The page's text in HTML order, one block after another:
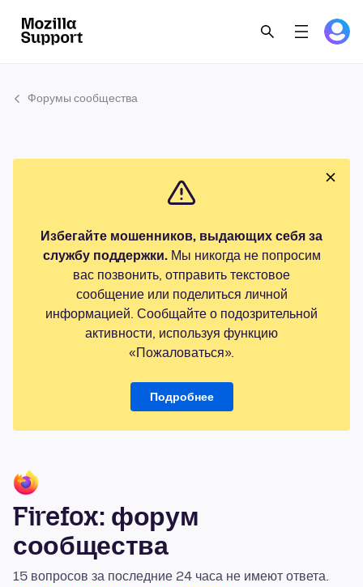
Форумы сообщества
Избегайте мошенников, выдающих себя за
службу поддержки.Мы никогда не попросим
вас позвонить, отправить текстовое
сообщение или поделиться личной
информацией. Сообщайте о подозрительной
активности, используя функцию
«Пожаловаться».
Подробнее
Firefox: форум
сообщества
15 вопросов за последние 24 часа не имеют ответа.